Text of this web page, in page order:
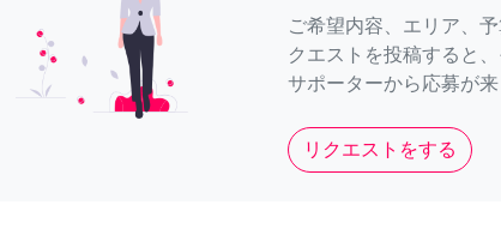
ご希望内容、エリア、
クエストを投稿すると
サポーターから応募が来
リクエストをする